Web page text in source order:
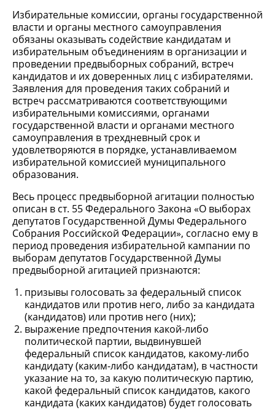
Избирательные комиссии, органы государственной
власти и органы местного самоуправления
обязаны оказывать содействие кандидатам и
избирательным объединениям в организации и
проведении предвыборных собраний, встреч
кандидатов и их доверенных лиц с избирателями.
Заявления для проведения таких собраний и
встреч рассматриваются соответствующими
избирательными комиссиями, органами
государственной власти и органами местного
самоуправления в трехдневный срок и
удовлетворяются в порядке, устанавливаемом
избирательной комиссией муниципального
образования.
Весь процесс предвыборной агитации полностью
описан в ст. 55 Федерального Закона «О выборах
депутатов Государственной Думы Федерального
Собрания Российской Федерации», согласно ему в
период проведения избирательной кампании по
выборам депутатов Государственной Думы
предвыборной агитацией признаются:
призывы голосовать за федеральный список
кандидатов или против него, либо за кандидата
(кандидатов) или против него (них);
выражение предпочтения какой-либо
политической партии, выдвинувшей
федеральный список кандидатов, какому-либо
кандидату (каким-либо кандидатам), в частности
указание на то, за какую политическую партию,
какой федеральный список кандидатов, какого
кандидата (каких кандидатов) будет голосовать